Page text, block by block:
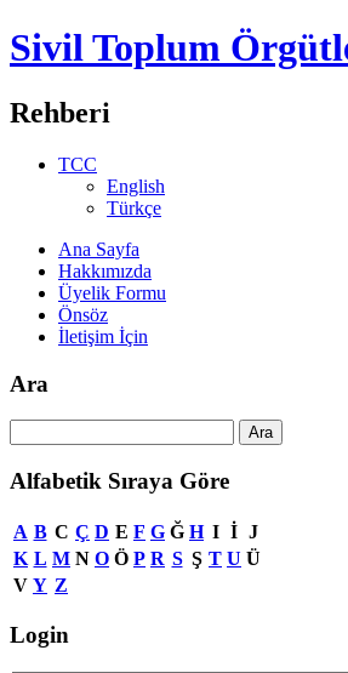
Sivil Toplum
Rehberi
TCC
English
Türkçe
Ana Sayfa
Hakkımızda
Üyelik Formu
Önsöz
İletişim İçin
Ara
Alfabetik Sıraya Göre
A B C Ç D E F G Ğ H I İ J
K L M N O Ö P R S Ş T U Ü
V Y Z
Login